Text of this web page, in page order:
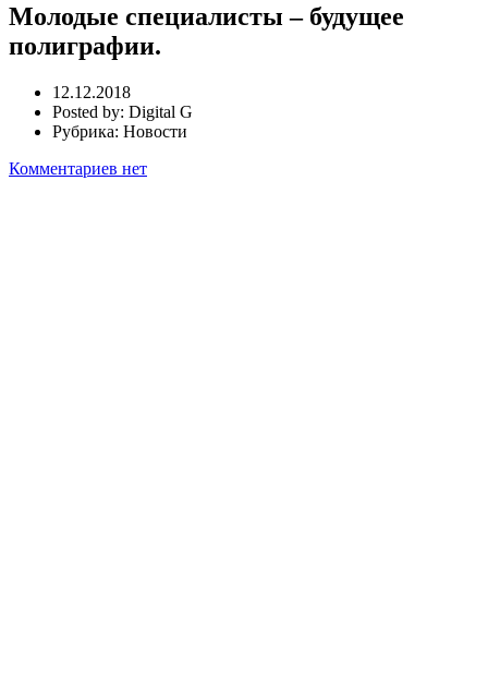
Молодые специалисты – будущее
полиграфии.
12.12.2018
Posted by: Digital G
Рубрика: Новости
Комментариев нет